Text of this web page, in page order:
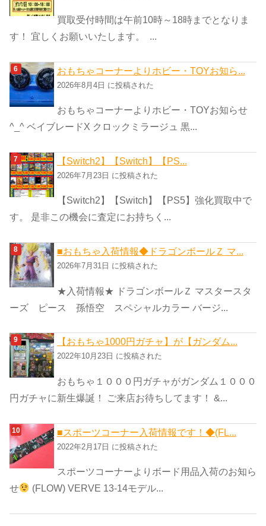
買取受付時間は午前10時～18時までとなりま
す！ 宜しくお願いいたします。 ...
おもちゃコーナーよりホビー・TOYお知ら...
2026年8月4日 に投稿された
おもちゃコーナーよりホビー・TOYお知らせ
^_^ ベイブレードX クロックミラージュ 黒...
【Switch2】【Switch】【PS...
2026年7月23日 に投稿された
【Switch2】【Switch】【PS5】強化買取中で
す。 是非この機会に査定にお持ちく...
■おもちゃ入荷情報◆ドラゴンボールＺ マ...
2026年7月31日 に投稿された
★入荷情報★ ドラゴンボールＺ マスタースタ
ーズ ピース 孫悟空 スペシャルカラー バージ...
【おもちゃ1000円ガチャ】が【ガンダム...
2022年10月23日 に投稿された
おもちゃ１０００円ガチャがガンダム１０００
円ガチャに新生爆誕！ ご来店お待ちしてます！ &...
■スポーツコーナー入荷情報です！◆(FL...
2022年2月17日 に投稿された
スポーツコーナーよりボード用品入荷のお知ら
せ
(FLOW) VERVE 13-14モデル...